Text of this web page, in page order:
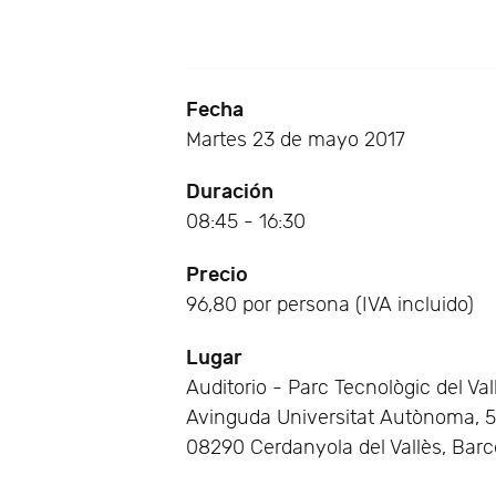
Fecha
Martes 23 de mayo 2017
Duración
08:45 - 16:30
Precio
96,80 por persona (IVA incluido)
Lugar
Auditorio - Parc Tecnològic del
Avinguda Universitat Autònoma, 5
08290 Cerdanyola del Vallès,